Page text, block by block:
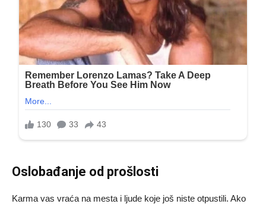
Oslobađanje od prošlosti
Karma vas vraća na mesta i ljude koje još niste otpustili. Ako